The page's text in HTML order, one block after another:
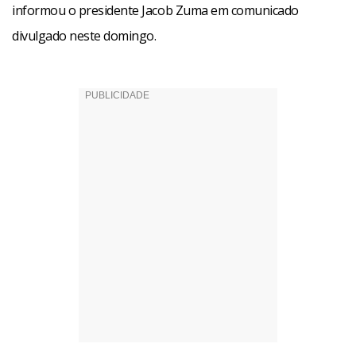
informou o presidente Jacob Zuma em comunicado
divulgado neste domingo.